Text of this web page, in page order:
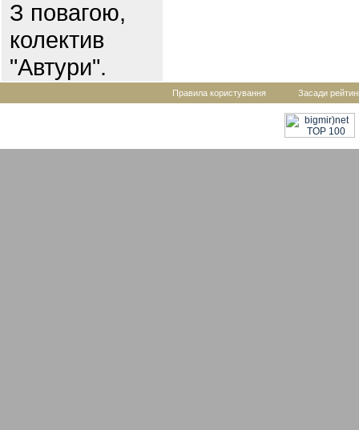
З повагою,
колектив
"Автури".
Правила користування Засади